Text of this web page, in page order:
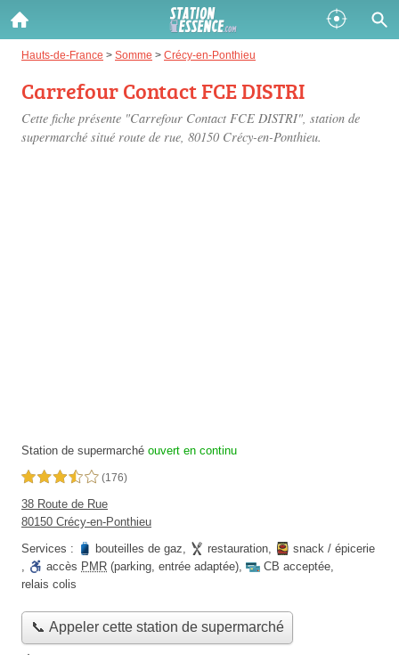
Hauts-de-France > Somme > Crécy-en-Ponthieu
Carrefour Contact FCE DISTRI
Cette fiche présente "Carrefour Contact FCE DISTRI", station de
supermarché situé route de rue, 80150 Crécy-en-Ponthieu.
Station de supermarché ouvert en continu
3,5 étoiles sur 5 (176)
38 Route de Rue
80150 Crécy-en-Ponthieu
Services :
bouteilles de gaz, restauration,
snack / épicerie
,
accès PMR (parking, entrée adaptée), CB acceptée,
relais colis
📞 Appeler cette station de supermarché
Gazole :
Disponible Épuisé
SP 98 :